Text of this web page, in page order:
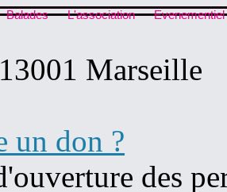
Balades L'association Evenementiel
Marseille
un don ?
des